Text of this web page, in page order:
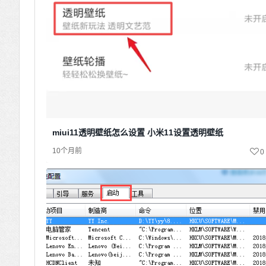
miui11透明壁纸怎么设置 小米11设置透明壁纸
10个月前 0